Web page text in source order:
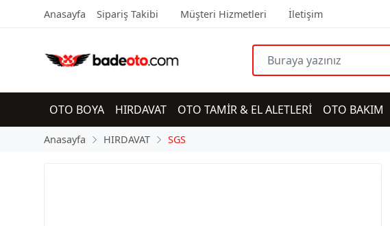
Anasayfa Sipariş Takibi Müşteri Hizmetleri İletişim
OTO BOYA HIRDAVAT OTO TAMİR & EL ALETLERİ OTO BAKIM
Anasayfa HIRDAVAT SGS